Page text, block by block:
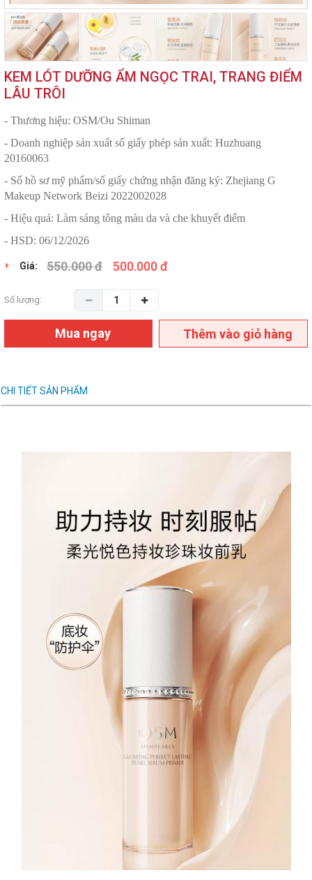
KEM LÓT DƯỠNG ẨM NGỌC TRAI, TRANG ĐIỂM
LÂU TRÔI
- Thương hiệu: OSM/Ou Shiman
- Doanh nghiệp sản xuất số giấy phép sản xuất: Huzhuang
20160063
- Số hồ sơ mỹ phẩm/số giấy chứng nhận đăng ký: Zhejiang G
Makeup Network Beizi 2022002028
- Hiệu quả: Làm sáng tông màu da và che khuyết điểm
- HSD: 06/12/2026
Giá: 550.000 đ 500.000 đ
Số lượng:
Mua ngay Thêm vào giỏ hàng
CHI TIẾT SẢN PHẨM